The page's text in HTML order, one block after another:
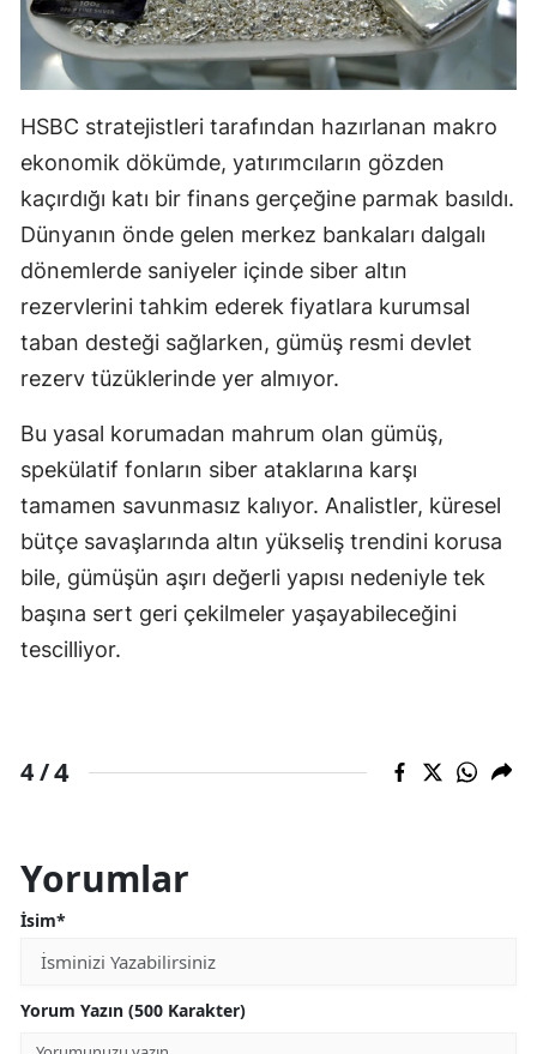
HSBC stratejistleri tarafından hazırlanan makro
ekonomik dökümde, yatırımcıların gözden
kaçırdığı katı bir finans gerçeğine parmak basıldı.
Dünyanın önde gelen merkez bankaları dalgalı
dönemlerde saniyeler içinde siber altın
rezervlerini tahkim ederek fiyatlara kurumsal
taban desteği sağlarken, gümüş resmi devlet
rezerv tüzüklerinde yer almıyor.
Bu yasal korumadan mahrum olan gümüş,
spekülatif fonların siber ataklarına karşı
tamamen savunmasız kalıyor. Analistler, küresel
bütçe savaşlarında altın yükseliş trendini korusa
bile, gümüşün aşırı değerli yapısı nedeniyle tek
başına sert geri çekilmeler yaşayabileceğini
tescilliyor.
4 /4
Yorumlar
İsim*
Yorum Yazın (500 Karakter)